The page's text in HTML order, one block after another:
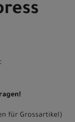
für Grossartikel)